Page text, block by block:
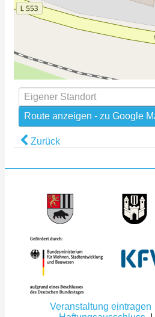
Zurück
Veranstaltung eintragen